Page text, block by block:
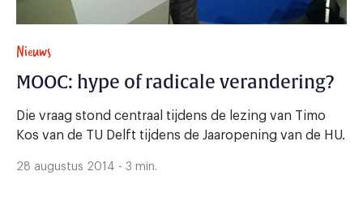
Nieuws
MOOC: hype of radicale verandering?
Die vraag stond centraal tijdens de lezing van Timo
Kos van de TU Delft tijdens de Jaaropening van de HU.
28 augustus 2014 - 3 min.